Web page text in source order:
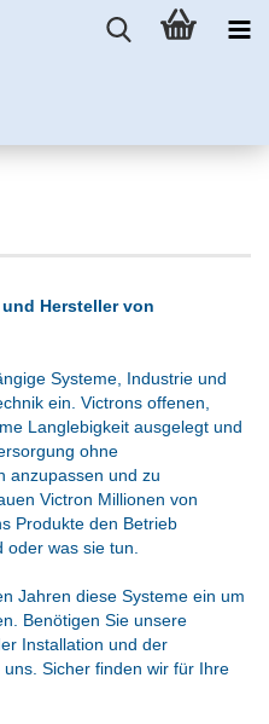
Hersteller von
Systeme, Industrie und
ein. Victrons offenen,
Langlebigkeit ausgelegt und
ohne
anzupassen und zu
Victron Millionen von
Produkte den Betrieb
was sie tun.
Jahren diese Systeme ein um
Benötigen Sie unsere
Installation und der
Sicher finden wir für Ihre